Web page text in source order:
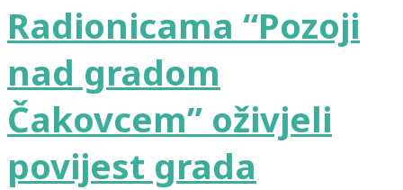
Radionicama “Pozoji
nad gradom
Čakovcem” oživjeli
povijest grada